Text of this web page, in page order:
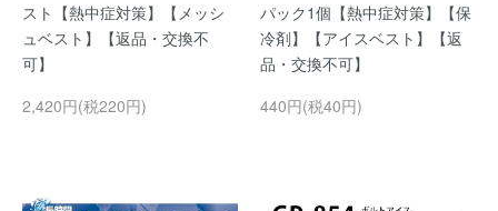
スト【熱中症対策】【メッシ
ュベスト】【返品・交換不
可】
2,420円(税220円)
パック1個【熱中症対策】【保
冷剤】【アイスベスト】【返
品・交換不可】
440円(税40円)